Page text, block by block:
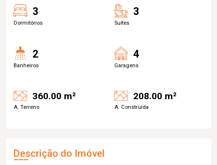
3
Dormitórios
3
Suítes
2
Banheiros
4
Garagens
360.00 m²
A. Terreno
208.00 m²
A. Construída
Descrição do Imóvel